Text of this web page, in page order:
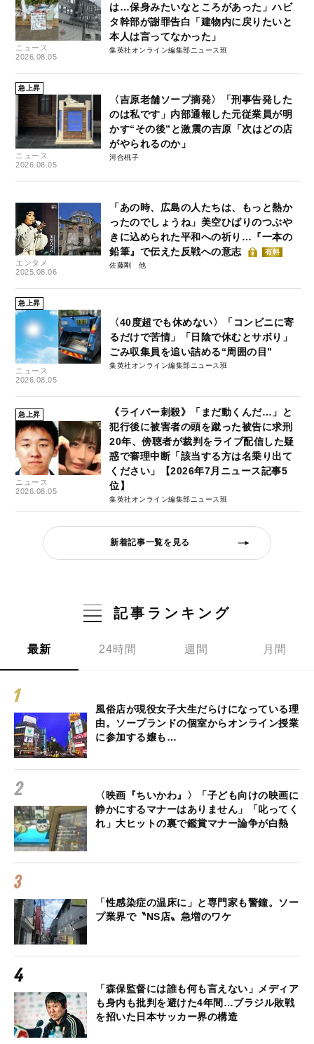
ニュース
2026.08.05
は…保身みたいなところがあった」ハビ
タ幹部が謝罪告白「建物内に戻りたいと
本人は言ってなかった」
集英社オンライン編集部ニュース班
急上昇
ニュース
2026.08.05
〈吉原老舗ソープ摘発〉「刑事告発した
のは私です」内部通報した元従業員が明
かす“その後”と激震の吉原「次はどの店
がやられるのか」
河合桃子
エンタメ
2025.08.06
「あの時、広島の人たちは、もっと熱か
ったのでしょうね」美空ひばりのつぶや
きに込められた平和への祈り…『一本の
鉛筆』で伝えた反戦への意志
有料
佐藤剛
急上昇
ニュース
2026.08.05
〈40度超でも休めない〉「コンビニに寄
るだけで苦情」「日陰で休むとサボり」
ごみ収集員を追い詰める“周囲の目”
集英社オンライン編集部ニュース班
急上昇
ニュース
2026.08.05
《ライバー刺殺》「まだ動くんだ…」と
犯行後に被害者の頭を蹴った被告に求刑
20年、傍聴者が裁判をライブ配信した疑
惑で審理中断「該当する方は名乗り出て
ください」【2026年7月ニュース記事5
位】
集英社オンライン編集部ニュース班
新着記事一覧を見る
記事ランキング
最新 24時間 週間 月間
風俗店が現役女子大生だらけになっている理
由。ソープランドの個室からオンライン授業
に参加する嬢も…
〈映画『ちいかわ』〉「子ども向けの映画に
静かにするマナーはありません」「叱ってく
れ」大ヒットの裏で鑑賞マナー論争が白熱
「性感染症の温床に」と専門家も警鐘。ソー
プ業界で〝NS店〟急増のワケ
「森保監督には誰も何も言えない」メディア
も身内も批判を避けた4年間…ブラジル敗戦
を招いた日本サッカー界の構造